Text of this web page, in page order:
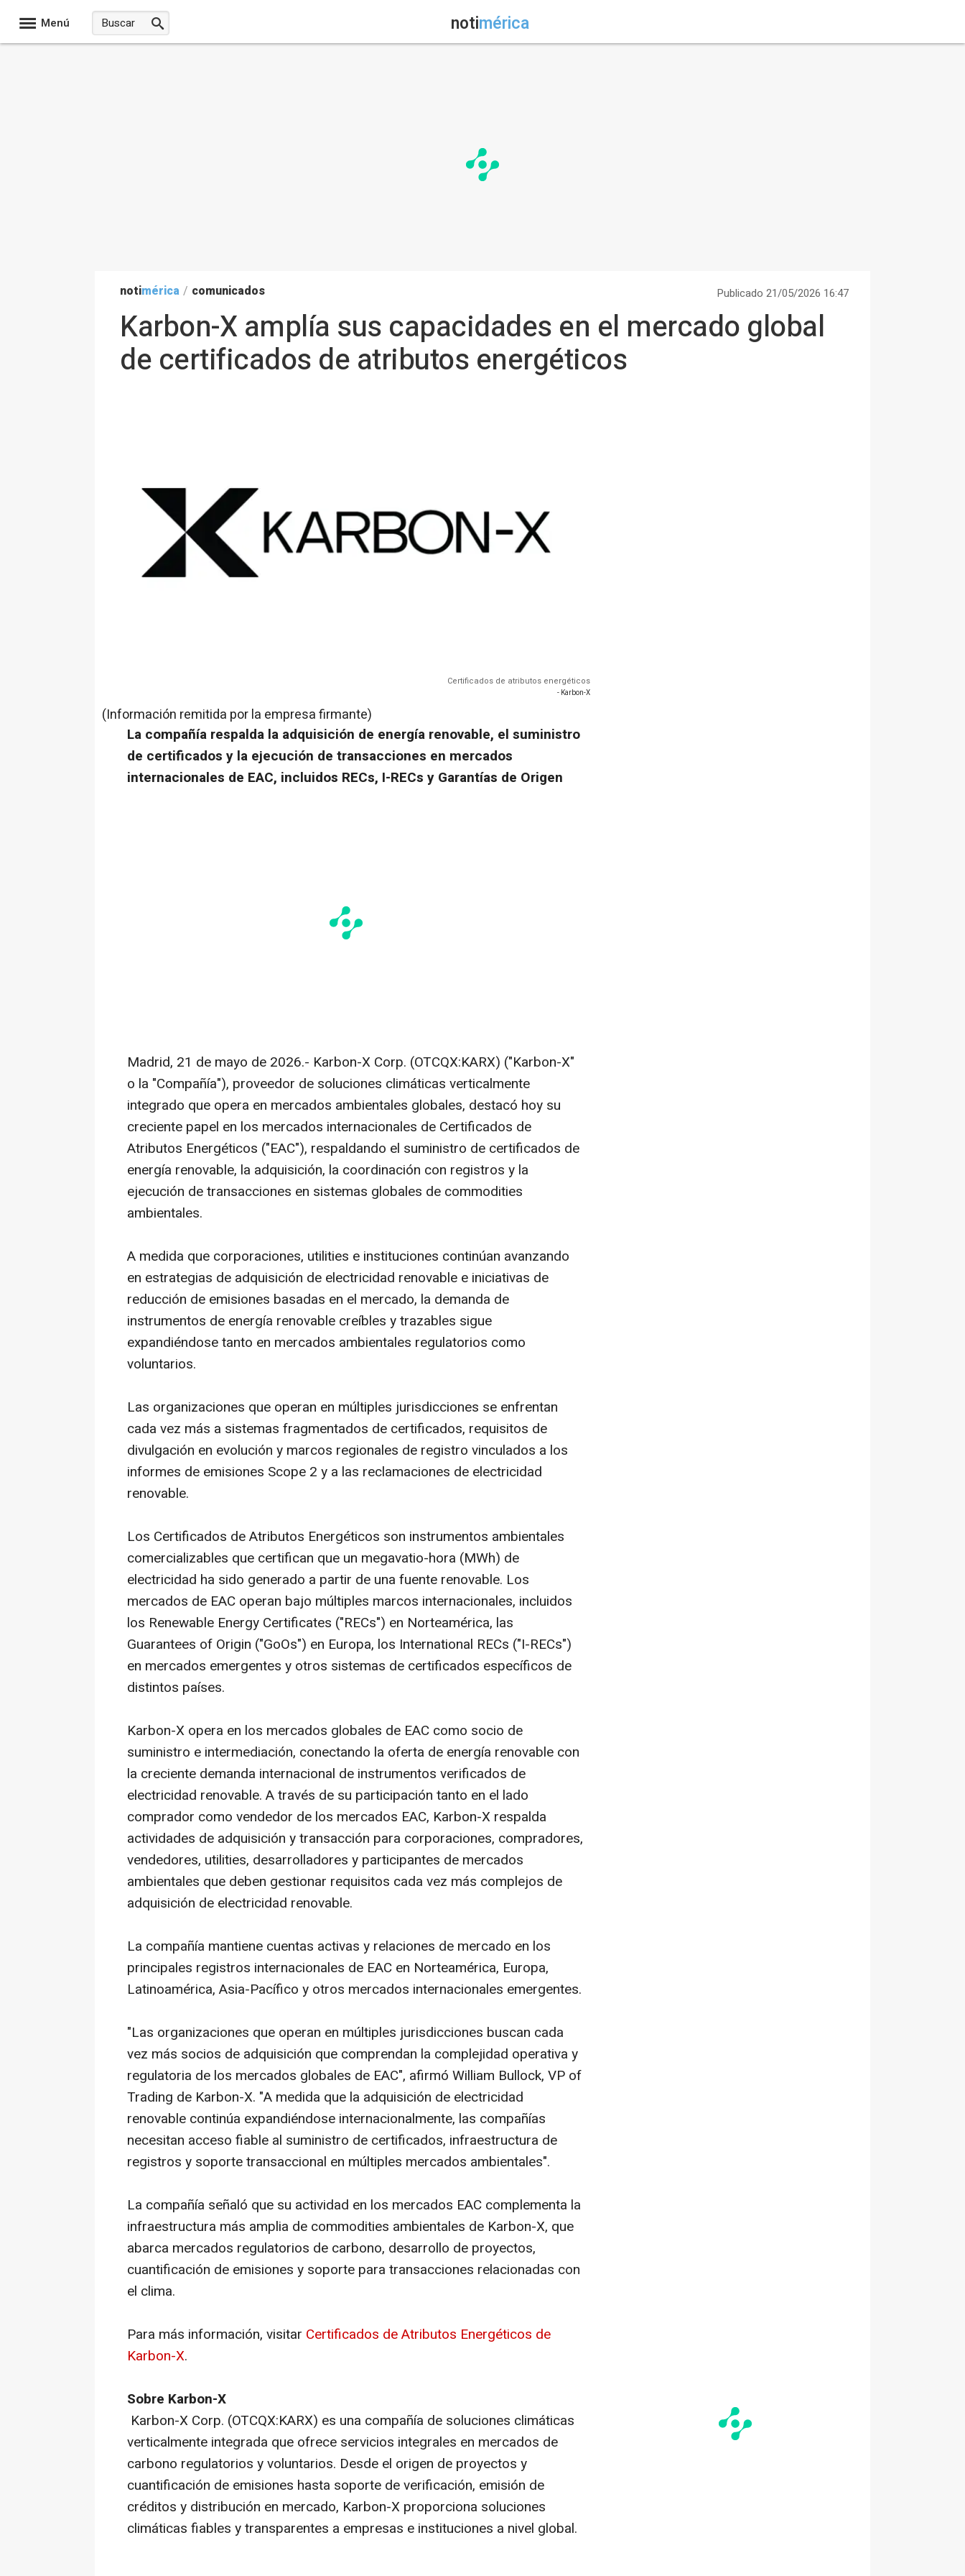
Menú notimérica
notimérica / comunicados Publicado 21/05/2026 16:47
Karbon-X amplía sus capacidades en el mercado global
de certificados de atributos energéticos
Certificados de atributos energéticos
- Karbon-X
(Información remitida por la empresa firmante)
La compañía respalda la adquisición de energía renovable, el suministro
de certificados y la ejecución de transacciones en mercados
internacionales de EAC, incluidos RECs, I-RECs y Garantías de Origen
Madrid, 21 de mayo de 2026.- Karbon-X Corp. (OTCQX:KARX) ("Karbon-X"
o la "Compañía"), proveedor de soluciones climáticas verticalmente
integrado que opera en mercados ambientales globales, destacó hoy su
creciente papel en los mercados internacionales de Certificados de
Atributos Energéticos ("EAC"), respaldando el suministro de certificados de
energía renovable, la adquisición, la coordinación con registros y la
ejecución de transacciones en sistemas globales de commodities
ambientales.
A medida que corporaciones, utilities e instituciones continúan avanzando
en estrategias de adquisición de electricidad renovable e iniciativas de
reducción de emisiones basadas en el mercado, la demanda de
instrumentos de energía renovable creíbles y trazables sigue
expandiéndose tanto en mercados ambientales regulatorios como
voluntarios.
Las organizaciones que operan en múltiples jurisdicciones se enfrentan
cada vez más a sistemas fragmentados de certificados, requisitos de
divulgación en evolución y marcos regionales de registro vinculados a los
informes de emisiones Scope 2 y a las reclamaciones de electricidad
renovable.
Los Certificados de Atributos Energéticos son instrumentos ambientales
comercializables que certifican que un megavatio-hora (MWh) de
electricidad ha sido generado a partir de una fuente renovable. Los
mercados de EAC operan bajo múltiples marcos internacionales, incluidos
los Renewable Energy Certificates ("RECs") en Norteamérica, las
Guarantees of Origin ("GoOs") en Europa, los International RECs ("I-RECs")
en mercados emergentes y otros sistemas de certificados específicos de
distintos países.
Karbon-X opera en los mercados globales de EAC como socio de
suministro e intermediación, conectando la oferta de energía renovable con
la creciente demanda internacional de instrumentos verificados de
electricidad renovable. A través de su participación tanto en el lado
comprador como vendedor de los mercados EAC, Karbon-X respalda
actividades de adquisición y transacción para corporaciones, compradores,
vendedores, utilities, desarrolladores y participantes de mercados
ambientales que deben gestionar requisitos cada vez más complejos de
adquisición de electricidad renovable.
La compañía mantiene cuentas activas y relaciones de mercado en los
principales registros internacionales de EAC en Norteamérica, Europa,
Latinoamérica, Asia-Pacífico y otros mercados internacionales emergentes.
"Las organizaciones que operan en múltiples jurisdicciones buscan cada
vez más socios de adquisición que comprendan la complejidad operativa y
regulatoria de los mercados globales de EAC", afirmó William Bullock, VP of
Trading de Karbon-X. "A medida que la adquisición de electricidad
renovable continúa expandiéndose internacionalmente, las compañías
necesitan acceso fiable al suministro de certificados, infraestructura de
registros y soporte transaccional en múltiples mercados ambientales".
La compañía señaló que su actividad en los mercados EAC complementa la
infraestructura más amplia de commodities ambientales de Karbon-X, que
abarca mercados regulatorios de carbono, desarrollo de proyectos,
cuantificación de emisiones y soporte para transacciones relacionadas con
el clima.
Para más información, visitar Certificados de Atributos Energéticos de
Karbon-X.
Sobre Karbon-X
Karbon-X Corp. (OTCQX:KARX) es una compañía de soluciones climáticas
verticalmente integrada que ofrece servicios integrales en mercados de
carbono regulatorios y voluntarios. Desde el origen de proyectos y
cuantificación de emisiones hasta soporte de verificación, emisión de
créditos y distribución en mercado, Karbon-X proporciona soluciones
climáticas fiables y transparentes a empresas e instituciones a nivel global.